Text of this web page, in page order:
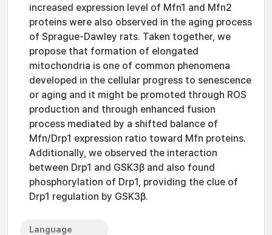
increased expression level of Mfn1 and Mfn2
proteins were also observed in the aging process
of Sprague-Dawley rats. Taken together, we
propose that formation of elongated
mitochondria is one of common phenomena
developed in the cellular progress to senescence
or aging and it might be promoted through ROS
production and through enhanced fusion
process mediated by a shifted balance of
Mfn/Drp1 expression ratio toward Mfn proteins.
Additionally, we observed the interaction
between Drp1 and GSK3β and also found
phosphorylation of Drp1, providing the clue of
Drp1 regulation by GSK3β.
Language